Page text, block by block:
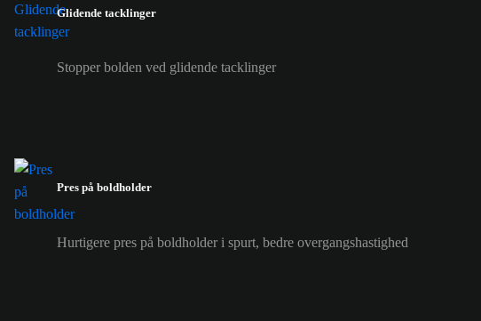
Glidende tacklinger
Stopper bolden ved glidende tacklinger
Pres på boldholder
Hurtigere pres på boldholder i spurt, bedre overgangshastighed